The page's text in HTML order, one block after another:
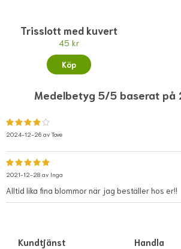
Trisslott med kuvert
45 kr
Köp
Medelbetyg 5/5 baserat på
2024-12-26 av Tove
2021-12-28 av Inga
Alltid lika fina blommor när jag beställer hos er!!
Kundtjänst Handla